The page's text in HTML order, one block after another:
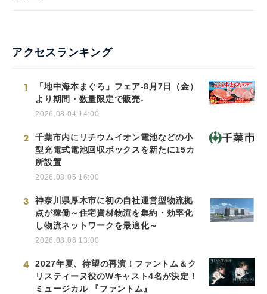
アクセスランキング
1
「地中海本まぐろ」フェア-8月7日（金）
より期間・数量限定で販売-
2026.08.04 14:00
2
千葉市内にリチウムイオン電池などの小
型充電式電池回収ボックスを新たに15カ
所設置
2026.08.05 16:00
3
神奈川県厚木市に初の自社運営型物流拠
点が稼働～住宅資材物流を集約・効率化
し物流ネットワークを最適化～
2026.08.06 13:00
4
2027年夏、待望の再演！ファントム＆ク
リスティーヌ役のWキャスト4名が決定！
ミュージカル 『ファントム』